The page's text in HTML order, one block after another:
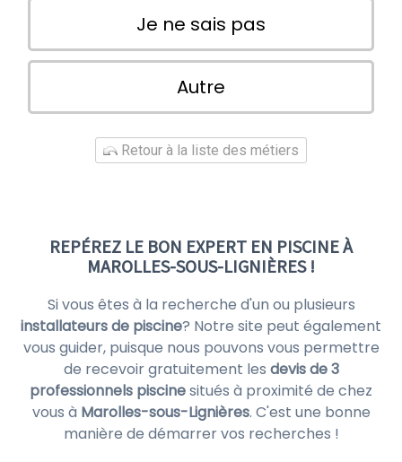
Je ne sais pas
Autre
Retour à la liste des métiers
REPÉREZ LE BON EXPERT EN PISCINE À
MAROLLES-SOUS-LIGNIÈRES !
Si vous êtes à la recherche d'un ou plusieurs
installateurs de piscine? Notre site peut également
vous guider, puisque nous pouvons vous permettre
de recevoir gratuitement les devis de 3
professionnels piscinesitués à proximité de chez
vous à Marolles-sous-Lignières. C'est une bonne
manière de démarrer vos recherches !